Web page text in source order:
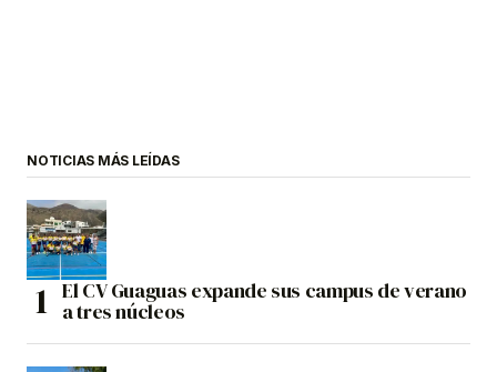
NOTICIAS MÁS LEÍDAS
El CV Guaguas expande sus campus de verano
a tres núcleos